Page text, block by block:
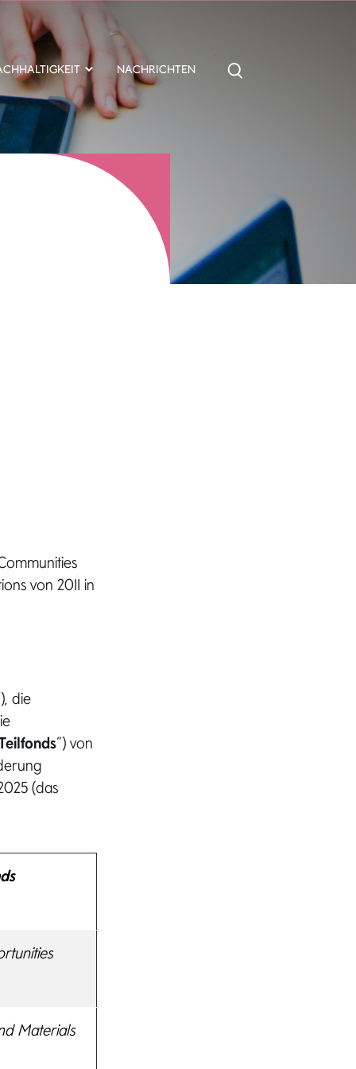
NACHRICHTEN
von 2011 in
die
”) von
(das
Materials